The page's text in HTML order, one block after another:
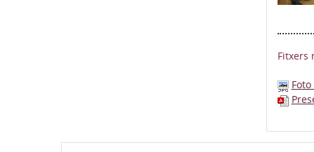
Fitxers